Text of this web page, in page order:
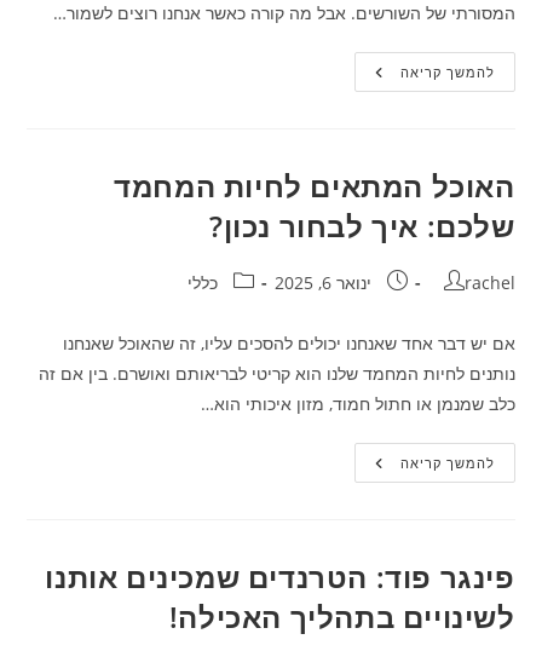
המסורתי של השורשים. אבל מה קורה כאשר אנחנו רוצים לשמור…
להמשך קריאהמאפים
תימניים
האוכל המתאים לחיות המחמד
שלכם: איך לבחור נכון?
מחבר:
rachel פורסם:ינואר 6, 2025 קטגוריה:
כללי
אם יש דבר אחד שאנחנו יכולים להסכים עליו, זה שהאוכל שאנחנו
נותנים לחיות המחמד שלנו הוא קריטי לבריאותם ואושרם. בין אם זה
כלב שמנמן או חתול חמוד, מזון איכותי הוא…
להמשך קריאההאוכל
המתאים
נכון?
פינגר פוד: הטרנדים שמכינים אותנו
לשינויים בתהליך האכילה!